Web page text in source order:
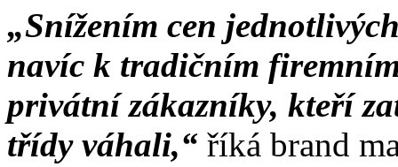
„Snížením cen
navíc k tradičním
privátní zákazníky, kteří
třídy váhali,“ říká brand